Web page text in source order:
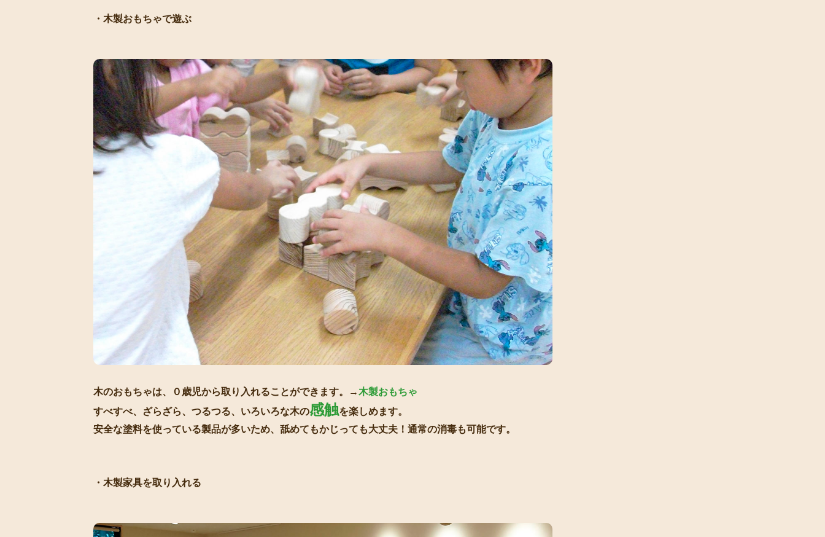
・木製おもちゃで遊ぶ
木のおもちゃは、０歳児から取り入れることができます。→木製おもちゃ
すべすべ、ざらざら、つるつる、いろいろな木の感触を楽しめます。
安全な塗料を使っている製品が多いため、舐めてもかじっても大丈夫！通常の消毒も可能です。
・木製家具を取り入れる